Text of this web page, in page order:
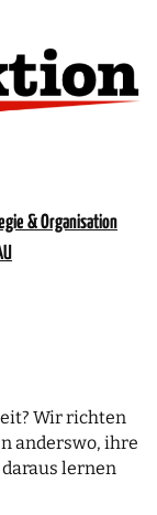
& Organisation
Wir richten
anderswo, ihre
lernen